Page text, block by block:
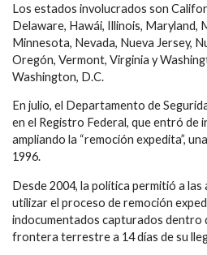
Los estados involucrados son
Delaware, Hawái, Illinois, Maryland,
Minnesota, Nevada, Nueva Jersey,
Oregón, Vermont, Virginia y
Washington, D.C.
En julio, el Departamento de
en el Registro Federal, que entró de
ampliando la “remoción expedita”,
1996.
Desde 2004, la política permitió a
utilizar el proceso de remoción
indocumentados capturados dentro
frontera terrestre a 14 días de su